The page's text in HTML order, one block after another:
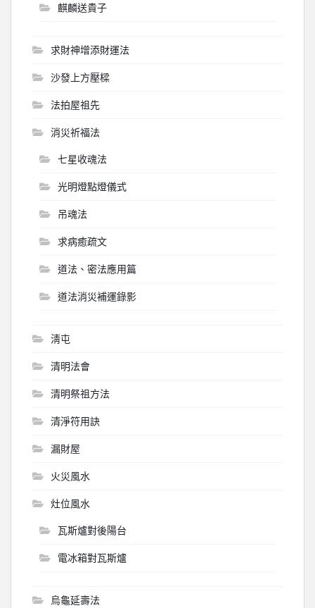
麒麟送貴子
求財神增添財運法
沙發上方壓樑
法拍屋祖先
消災祈福法
七星收魂法
光明燈點燈儀式
吊魂法
求病癒疏文
道法、密法應用篇
道法消災補運錄影
淸屯
清明法會
清明祭祖方法
清淨符用訣
漏財屋
火災風水
灶位風水
瓦斯爐對後陽台
電冰箱對瓦斯爐
烏龜延壽法